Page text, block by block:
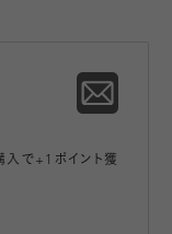
入で+1ポイント獲